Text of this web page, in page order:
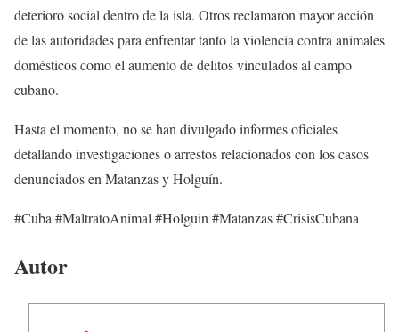
deterioro social dentro de la isla. Otros reclamaron mayor acción
de las autoridades para enfrentar tanto la violencia contra animales
domésticos como el aumento de delitos vinculados al campo
cubano.
Hasta el momento, no se han divulgado informes oficiales
detallando investigaciones o arrestos relacionados con los casos
denunciados en Matanzas y Holguín.
#Cuba #MaltratoAnimal #Holguin #Matanzas #CrisisCubana
Autor